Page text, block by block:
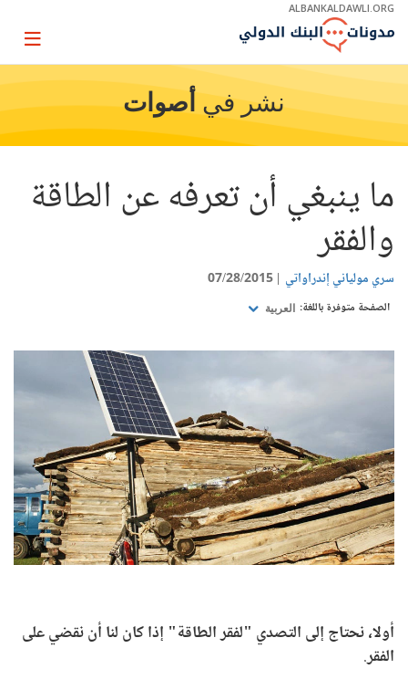
Skip
Main
ALBANKALDAWLI.ORG
Page
نشر في أصوات
ما ينبغي أن تعرفه عن الطاقة
والفقر
سري مولياني إندراواتي 07/28/2015
الصفحة متوفرة باللغة: العربية
أولا، نحتاج إلى التصدي "لفقر الطاقة" إذا كان لنا أن نقضي على
الفقر.